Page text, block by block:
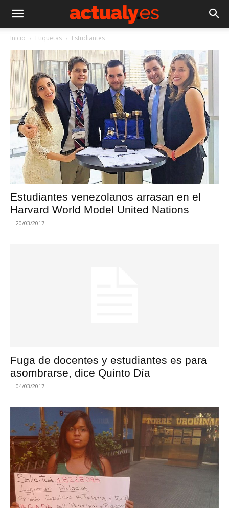
Inicio Etiquetas Estudiantes
Estudiantes venezolanos arrasan en el
Harvard World Model United Nations
- 20/03/2017
Fuga de docentes y estudiantes es para
asombrarse, dice Quinto Día
- 04/03/2017